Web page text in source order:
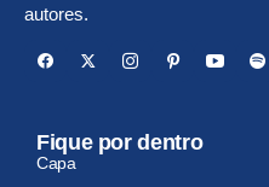
autores.
Fique por dentro
Capa